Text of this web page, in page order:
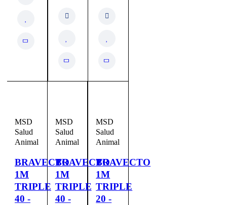
MSD
Salud
Animal
BRAVECTO
1M
TRIPLE
40 -
MSD
Salud
Animal
BRAVECTO
1M
TRIPLE
40 -
MSD
Salud
Animal
BRAVECTO
1M
TRIPLE
20 -